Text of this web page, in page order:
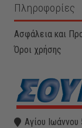
Πληροφορίες
Ασφάλεια και
Όροι χρήσης
Αγίου